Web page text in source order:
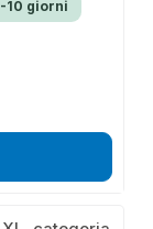
10 giorni